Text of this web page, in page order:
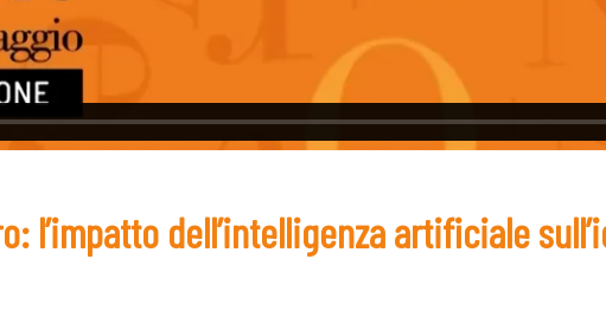
l’impatto dell’intelligenza artificiale